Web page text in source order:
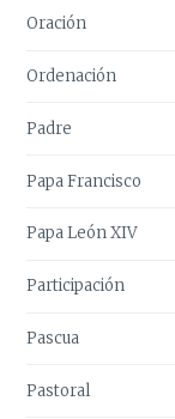
Oración
Ordenación
Padre
Papa Francisco
Papa León XIV
Participación
Pascua
Pastoral